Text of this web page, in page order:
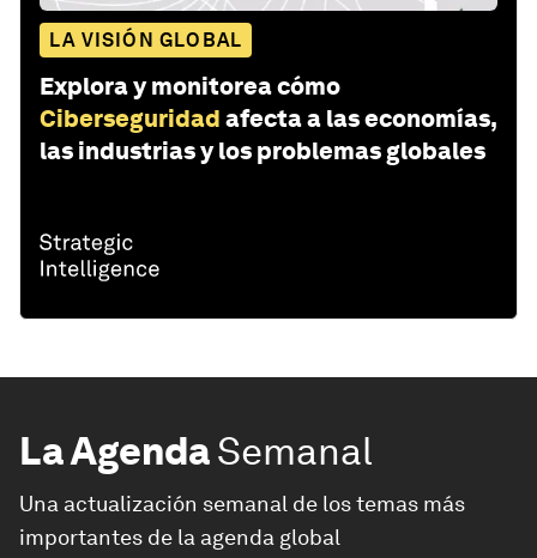
LA VISIÓN GLOBAL
Explora y monitorea cómo
Ciberseguridad afecta a las economías,
las industrias y los problemas globales
La AgendaSemanal
Una actualización semanal de los temas más
importantes de la agenda global